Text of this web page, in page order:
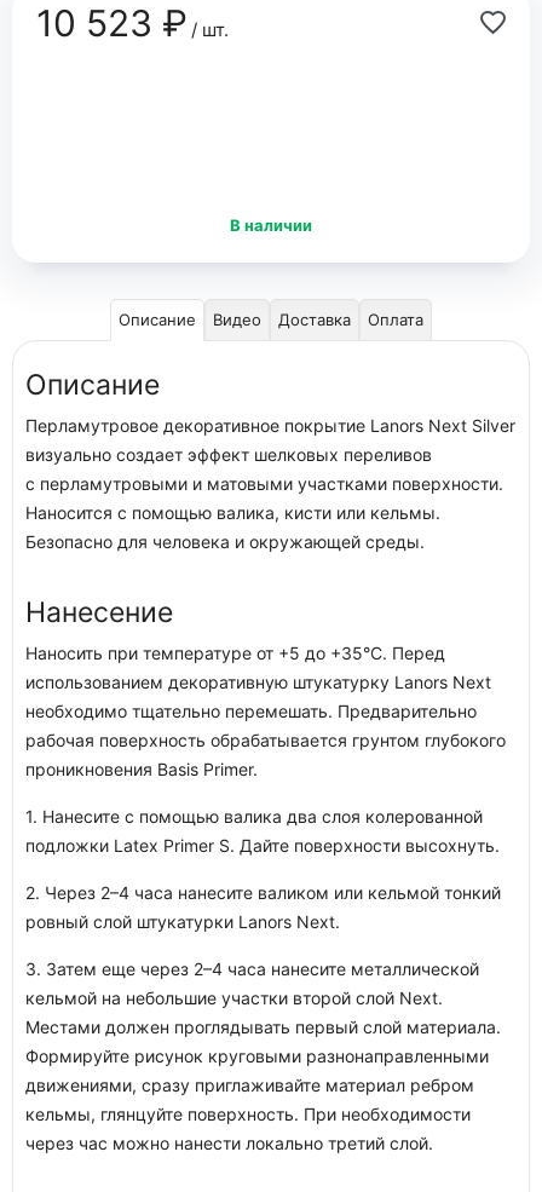
10 523 ₽/ шт.
В наличии
Описание Видео Доставка Оплата
Описание
Перламутровое декоративное покрытие Lanors Next Silver
визуально создает эффект шелковых переливов
с перламутровыми и матовыми участками поверхности.
Наносится с помощью валика, кисти или кельмы.
Безопасно для человека и окружающей среды.
Нанесение
Наносить при температуре от +5 до +35°С. Перед
использованием декоративную штукатурку Lanors Next
необходимо тщательно перемешать. Предварительно
рабочая поверхность обрабатывается грунтом глубокого
проникновения Basis Primer.
1. Нанесите с помощью валика два слоя колерованной
подложки Latex Primer S. Дайте поверхности высохнуть.
2. Через 2–4 часа нанесите валиком или кельмой тонкий
ровный слой штукатурки Lanors Next.
3. Затем еще через 2–4 часа нанесите металлической
кельмой на небольшие участки второй слой Next.
Местами должен проглядывать первый слой материала.
Формируйте рисунок круговыми разнонаправленными
движениями, сразу приглаживайте материал ребром
кельмы, глянцуйте поверхность. При необходимости
через час можно нанести локально третий слой.